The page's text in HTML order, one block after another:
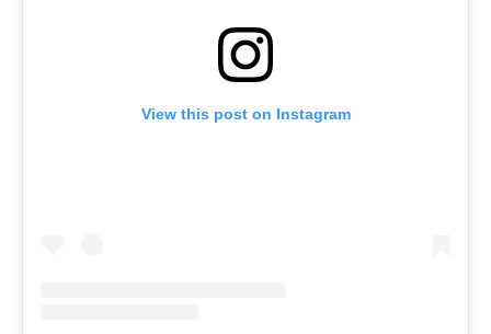
View this post on Instagram